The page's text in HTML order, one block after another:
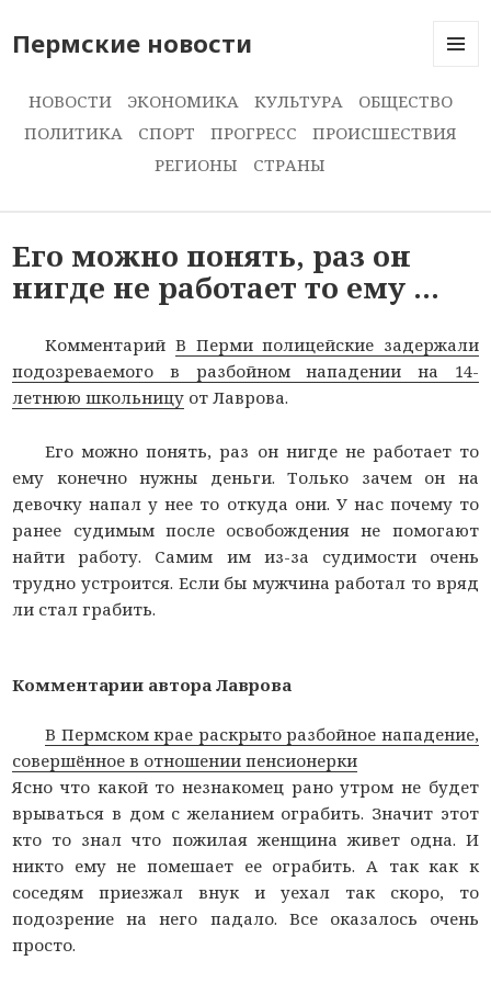
Пермские новости
И
НОВОСТИ ЭКОНОМИКА КУЛЬТУРА
ОБЩЕСТВО
ПОЛИТИКА
СПОРТ ПРОГРЕСС
ПРОИСШЕСТВИЯ
РЕГИОНЫ
СТРАНЫ
Его можно понять, раз он
нигде не работает то ему …
Комментарий В Перми полицейские задержали
подозреваемого в разбойном нападении на 14-
летнюю школьницу от Лаврова.
Его можно понять, раз он нигде не работает то
ему конечно нужны деньги. Только зачем он на
девочку напал у нее то откуда они. У нас почему то
ранее судимым после освобождения не помогают
найти работу. Самим им из-за судимости очень
трудно устроится. Если бы мужчина работал то вряд
ли стал грабить.
Комментарии автора Лаврова
В Пермском крае раскрыто разбойное нападение,
совершённое в отношении пенсионерки
Ясно что какой то незнакомец рано утром не будет
врываться в дом с желанием ограбить. Значит этот
кто то знал что пожилая женщина живет одна. И
никто ему не помешает ее ограбить. А так как к
соседям приезжал внук и уехал так скоро, то
подозрение на него падало. Все оказалось очень
просто.